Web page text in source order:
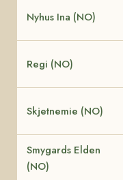
Nyhus Ina (NO)
Regi (NO)
Skjetnemie (NO)
Smygards Elden
(NO)